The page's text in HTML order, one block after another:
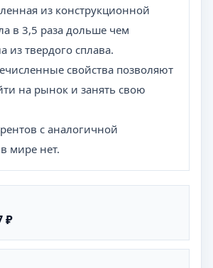
из конструкционной
в 3,5 раза дольше чем
из твердого сплава.
свойства позволяют
на рынок и занять свою
с аналогичной
мире нет.
₽